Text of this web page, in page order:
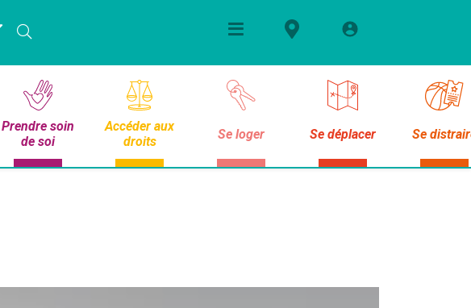
Prendre soin
de soi
Accéder aux
droits
Se loger Se déplacer Se